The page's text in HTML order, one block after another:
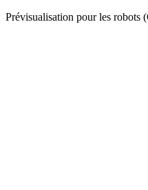
Prévisualisation pour les robots